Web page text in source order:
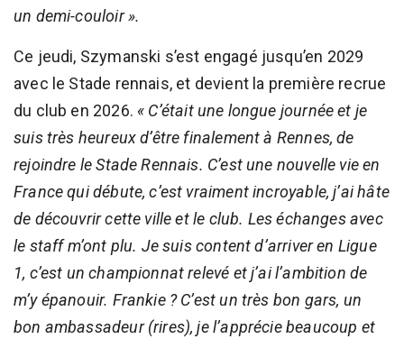
un demi-couloir ».
Ce jeudi, Szymanski s’est engagé jusqu’en 2029
avec le Stade rennais, et devient la première recrue
du club en 2026. « C’était une longue journée et je
suis très heureux d’être finalement à Rennes, de
rejoindre le Stade Rennais. C’est une nouvelle vie en
France qui débute, c’est vraiment incroyable, j’ai hâte
de découvrir cette ville et le club. Les échanges avec
le staff m’ont plu. Je suis content d’arriver en Ligue
1, c’est un championnat relevé et j’ai l’ambition de
m’y épanouir. Frankie ? C’est un très bon gars, un
bon ambassadeur (rires), je l’apprécie beaucoup et